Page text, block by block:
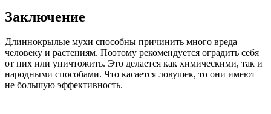
Заключение
Длиннокрылые мухи способны причинить много вреда
человеку и растениям. Поэтому рекомендуется оградить себя
от них или уничтожить. Это делается как химическими, так и
народными способами. Что касается ловушек, то они имеют
не большую эффективность.